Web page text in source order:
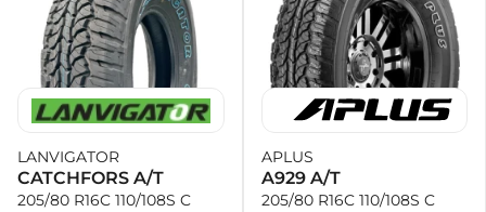
LANVIGATOR
CATCHFORS A/T
205/80 R16C 110/108S C
APLUS
A929 A/T
205/80 R16C 110/108S C